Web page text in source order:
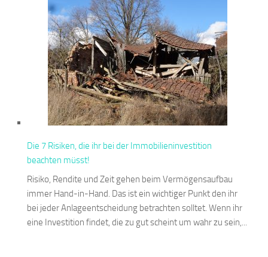
Die 7 Risiken, die ihr bei der Immobilieninvestition
beachten müsst!
Risiko, Rendite und Zeit gehen beim Vermögensaufbau
immer Hand-in-Hand. Das ist ein wichtiger Punkt den ihr
bei jeder Anlageentscheidung betrachten solltet. Wenn ihr
eine Investition findet, die zu gut scheint um wahr zu sein,...